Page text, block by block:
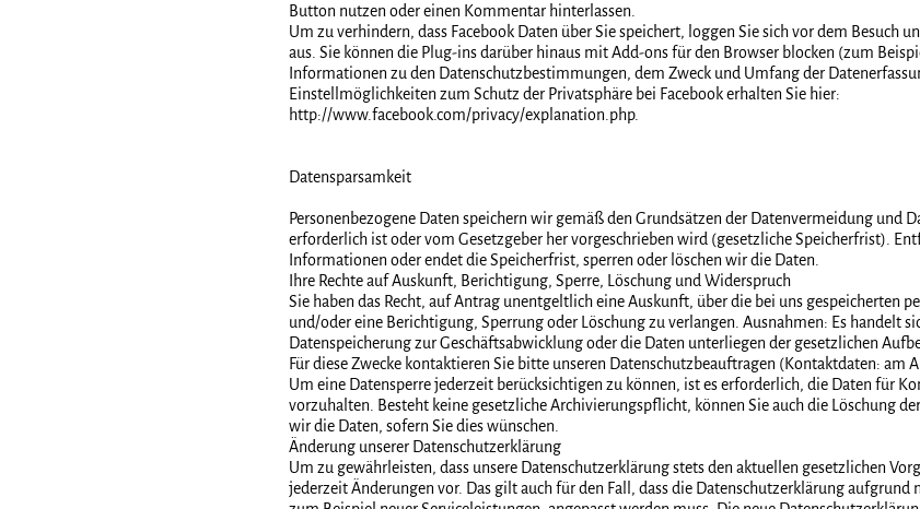
Button nutzen oder einen Kommentar hinterlassen.
Um zu verhindern, dass Facebook Daten über Sie speichert, loggen Sie sich vor dem Besuch
aus. Sie können die Plug-ins darüber hinaus mit Add-ons für den Browser blocken (zum
Informationen zu den Datenschutzbestimmungen, dem Zweck und Umfang der
Einstellmöglichkeiten zum Schutz der Privatsphäre bei Facebook erhalten Sie hier:
http://www.facebook.com/privacy/explanation.php.
Datensparsamkeit
Personenbezogene Daten speichern wir gemäß den Grundsätzen der Datenvermeidung und
erforderlich ist oder vom Gesetzgeber her vorgeschrieben wird (gesetzliche Speicherfrist).
Informationen oder endet die Speicherfrist, sperren oder löschen wir die Daten.
Ihre Rechte auf Auskunft, Berichtigung, Sperre, Löschung und Widerspruch
Sie haben das Recht, auf Antrag unentgeltlich eine Auskunft, über die bei uns gespeicherten
und/oder eine Berichtigung, Sperrung oder Löschung zu verlangen. Ausnahmen: Es handelt
Datenspeicherung zur Geschäftsabwicklung oder die Daten unterliegen der gesetzlichen
Für diese Zwecke kontaktieren Sie bitte unseren Datenschutzbeauftragen (Kontaktdaten: am
Um eine Datensperre jederzeit berücksichtigen zu können, ist es erforderlich, die Daten für
vorzuhalten. Besteht keine gesetzliche Archivierungspflicht, können Sie auch die Löschung
wir die Daten, sofern Sie dies wünschen.
Änderung unserer Datenschutzerklärung
Um zu gewährleisten, dass unsere Datenschutzerklärung stets den aktuellen gesetzlichen
jederzeit Änderungen vor. Das gilt auch für den Fall, dass die Datenschutzerklärung aufgrund